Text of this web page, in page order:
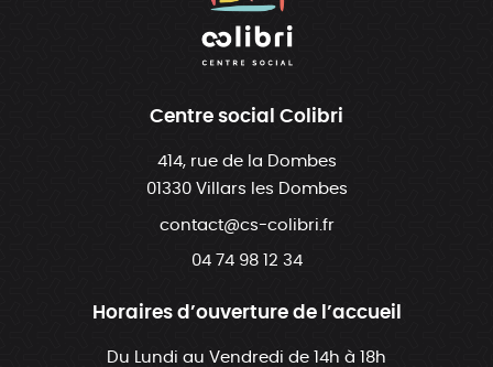
Centre social Colibri
414, rue de la Dombes
01330 Villars les Dombes
contact@cs-colibri.fr
04 74 98 12 34
Horaires d’ouverture de l’accueil
Du Lundi au Vendredi de 14h à 18h